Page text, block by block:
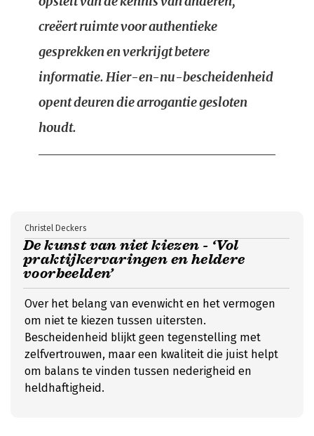
creëert ruimte voor authentieke
gesprekken en verkrijgt betere
informatie. Hier-en-nu-bescheidenheid
opent deuren die arrogantie gesloten
houdt.
De kunst van niet kiezen - ‘Vol
praktijkervaringen en heldere
voorbeelden’
Christel Deckers
Over het belang van evenwicht en het vermogen
om niet te kiezen tussen uitersten.
Bescheidenheid blijkt geen tegenstelling met
zelfvertrouwen, maar een kwaliteit die juist helpt
om balans te vinden tussen nederigheid en
heldhaftigheid.